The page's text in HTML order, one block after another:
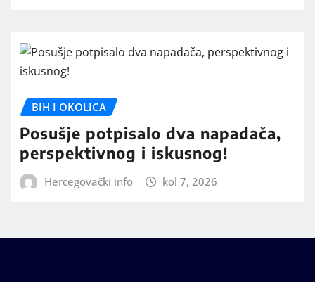
BIH I OKOLICA
Posušje potpisalo dva napadača,
perspektivnog i iskusnog!
Hercegovački info kol 7, 2026